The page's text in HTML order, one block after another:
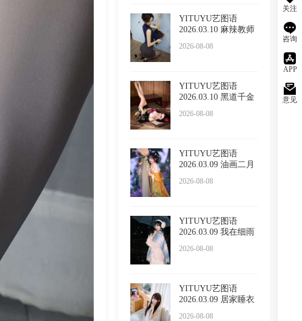
关注
咨询
APP
意见
YITUYU艺图语
2026.03.10 麻辣教师
2026-08-08
YITUYU艺图语
2026.03.10 黑道千金
2026-08-08
YITUYU艺图语
2026.03.09 油画二月
2026-08-08
YITUYU艺图语
2026.03.09 我在细雨
2026-08-08
YITUYU艺图语
2026.03.09 居家睡衣
2026-08-08